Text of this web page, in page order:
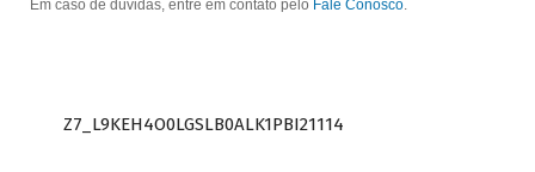
Em caso de dúvidas, entre em contato pelo Fale Conosco.
Z7_L9KEH4O0LGSLB0ALK1PBI21114